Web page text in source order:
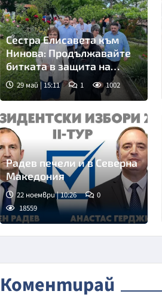
Сестра Елисавета към
Нинова: Продължавайте
битката в защита на
християнското семейство
29 май | 15:11 1 1002
Радев печели и в Северна
Македония
22 ноември | 10:26
0
18559
Коментирай